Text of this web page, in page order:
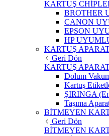
KARTUŞ
BROTHER
CANON
EPSON
HP
KARTUŞ
Geri Dön
KARTUŞ
Dolum
Kartuş
ŞIRINGA
Taşıma
BİTMEYEN
Geri Dön
BİTMEYEN